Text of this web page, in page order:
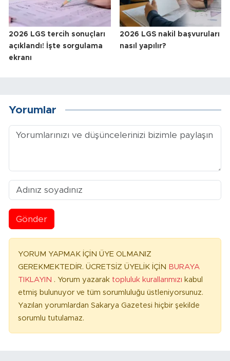
2026 LGS tercih sonuçları
açıklandı! İşte sorgulama
ekranı
2026 LGS nakil başvuruları
nasıl yapılır?
Yorumlar
Gönder
YORUM YAPMAK İÇİN ÜYE OLMANIZ
GEREKMEKTEDİR. ÜCRETSİZ ÜYELİK İÇİN BURAYA
TIKLAYIN . Yorum yazarak topluluk kurallarımızı kabul
etmiş bulunuyor ve tüm sorumluluğu üstleniyorsunuz.
Yazılan yorumlardan Sakarya Gazetesi hiçbir şekilde
sorumlu tutulamaz.